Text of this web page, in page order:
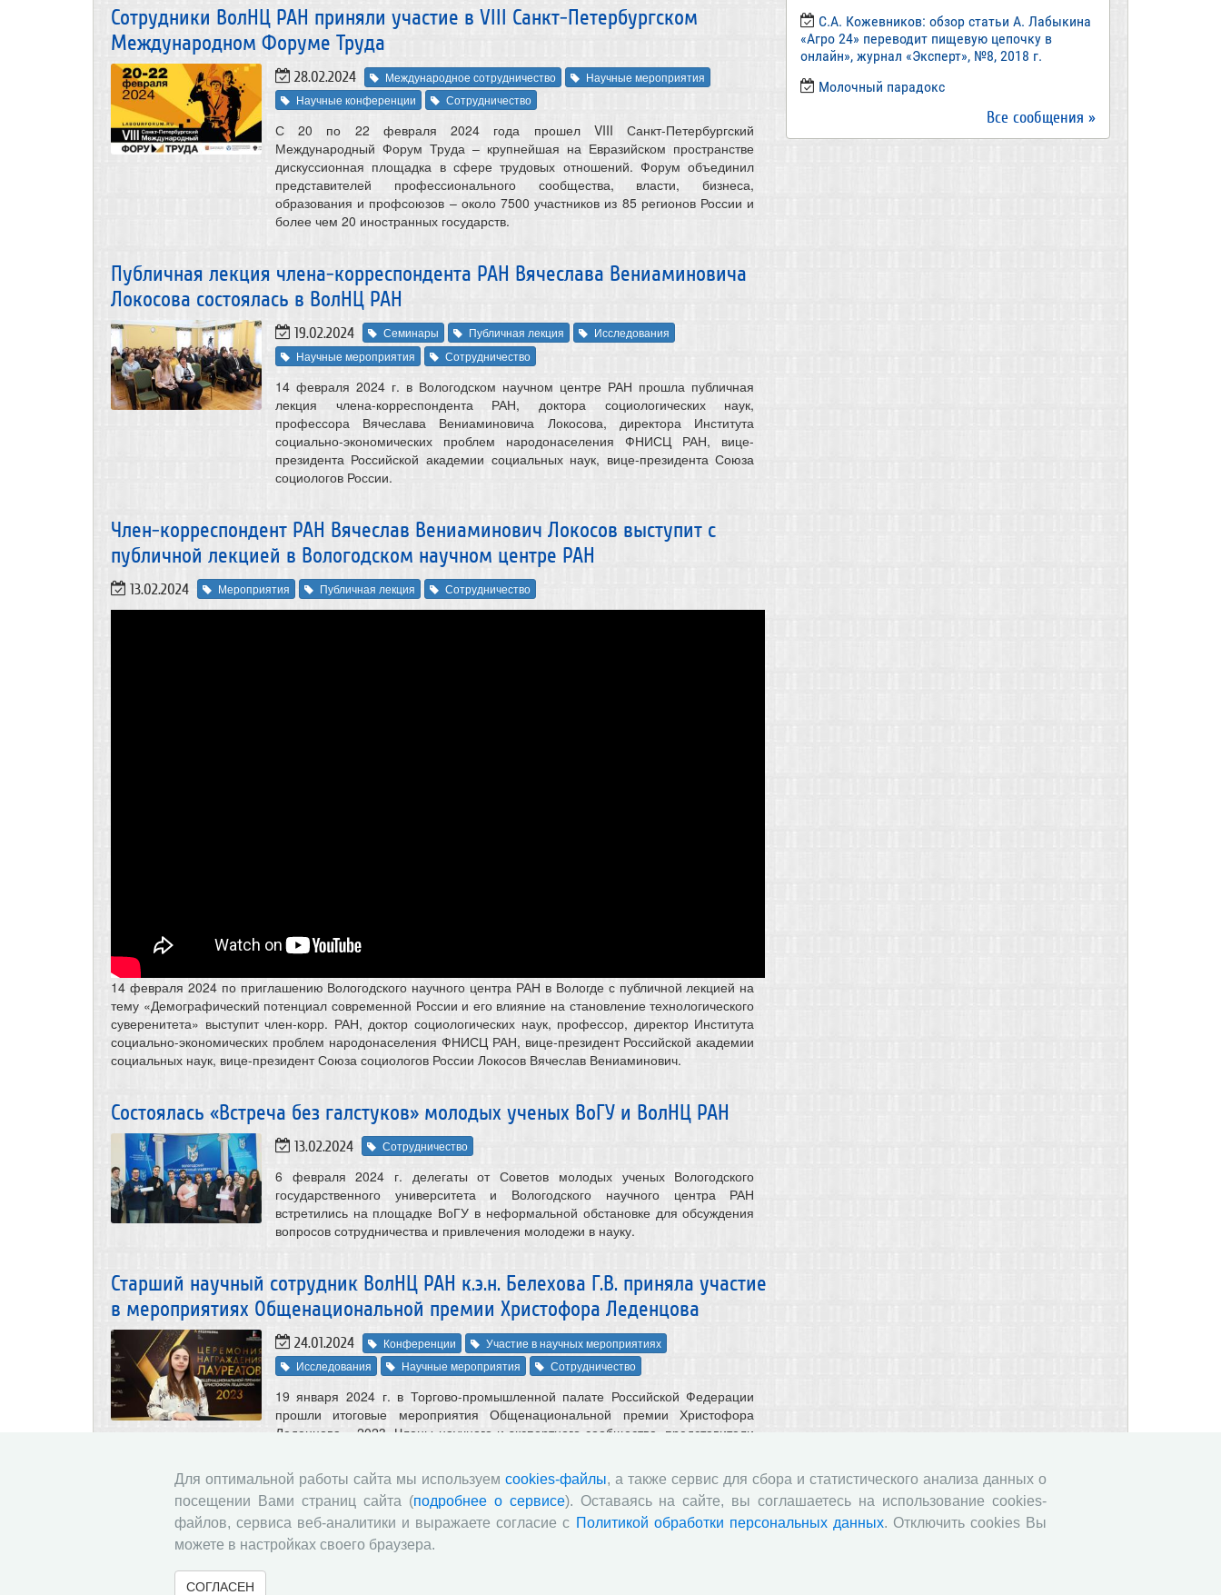
Сотрудники ВолНЦ РАН приняли участие в VIII Санкт-Петербургском
Международном Форуме Труда
28.02.2024 Международное сотрудничество
Научные мероприятия
Научные конференции
Сотрудничество
С 20 по 22 февраля 2024 года прошел VIII Санкт-Петербургский
Международный Форум Труда – крупнейшая на Евразийском пространстве
дискуссионная площадка в сфере трудовых отношений. Форум объединил
представителей профессионального сообщества, власти, бизнеса,
образования и профсоюзов – около 7500 участников из 85 регионов России и
более чем 20 иностранных государств.
Публичная лекция члена-корреспондента РАН Вячеслава Вениаминовича
Локосова состоялась в ВолНЦ РАН
19.02.2024 Семинары Публичная лекция
Исследования
Научные мероприятия
Сотрудничество
14 февраля 2024 г. в Вологодском научном центре РАН прошла публичная
лекция члена-корреспондента РАН, доктора социологических наук,
профессора Вячеслава Вениаминовича Локосова, директора Института
социально-экономических проблем народонаселения ФНИСЦ РАН, вице-
президента Российской академии социальных наук, вице-президента Союза
социологов России.
Член-корреспондент РАН Вячеслав Вениаминович Локосов выступит с
публичной лекцией в Вологодском научном центре РАН
13.02.2024 Мероприятия Публичная лекция Сотрудничество
14 февраля 2024 по приглашению Вологодского научного центра РАН в Вологде с публичной лекцией на
тему «Демографический потенциал современной России и его влияние на становление технологического
суверенитета» выступит член-корр. РАН, доктор социологических наук, профессор, директор Института
социально-экономических проблем народонаселения ФНИСЦ РАН, вице-президент Российской академии
социальных наук, вице-президент Союза социологов России Локосов Вячеслав Вениаминович.
Состоялась «Встреча без галстуков» молодых ученых ВоГУ и ВолНЦ РАН
13.02.2024 Сотрудничество
6 февраля 2024 г. делегаты от Советов молодых ученых Вологодского
государственного университета и Вологодского научного центра РАН
встретились на площадке ВоГУ в неформальной обстановке для обсуждения
вопросов сотрудничества и привлечения молодежи в науку.
Старший научный сотрудник ВолНЦ РАН к.э.н. Белехова Г.В. приняла участие
в мероприятиях Общенациональной премии Христофора Леденцова
24.01.2024 Конференции
Участие в научных мероприятиях
Исследования
Научные мероприятия Сотрудничество
19 января 2024 г. в Торгово-промышленной палате Российской Федерации
прошли итоговые мероприятия Общенациональной премии Христофора
Леденцова – 2023. Члены научного и экспертного сообщества, представители
инвестиционных компаний, инженеры и изобретатели с разных уголков России
приняли участие в научно-практической конференции «Содействие успехам
опытных наук и их практическому применению», круглом столе
«Взаимодействие науки и производства как фактор развития и прогресса
общества» и молодежной секции «Инновации: вызовы и перспективы».
С.А. Кожевников: обзор статьи А. Лабыкина
«Агро 24» переводит пищевую цепочку в
онлайн», журнал «Эксперт», №8, 2018 г.
Молочный парадокс
Все сообщения »
Для оптимальной работы сайта мы используем cookies-файлы, а также сервис для сбора и статистического анализа данных о
посещении Вами страниц сайта (подробнее о сервисе). Оставаясь на сайте, вы соглашаетесь на использование cookies-
файлов, сервиса веб-аналитики и выражаете согласие с Политикой обработки персональных данных. Отключить cookies Вы
можете в настройках своего браузера.
СОГЛАСЕН